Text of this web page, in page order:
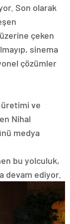
Son olarak
çeken
sinema
çözümler
ve
Nihal
medya
bu yolculuk,
devam ediyor.